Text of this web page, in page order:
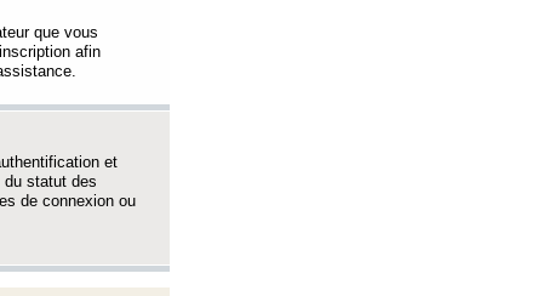
que vous
afin
et
du statut des
de connexion ou